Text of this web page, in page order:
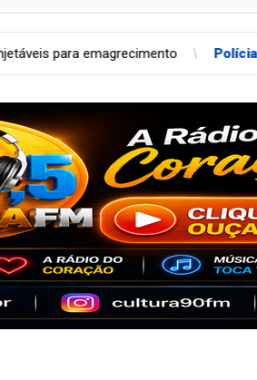
Polícia Açougueiro é investigado